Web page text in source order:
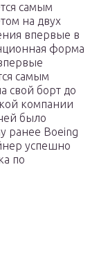
самым
на двух
впервые в
форма
самым
свой борт до
компании
было
ранее Boeing
успешно
по